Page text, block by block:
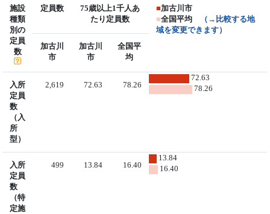
施設
種類
別の
定員
数
定員数
75歳以上1千人あ
たり定員数
■加古川市
■全国平均
（→比較する地
域を変更できます）
加古川
市
加古川
市
全国平
均
入所
定員
数
（入
所
型）
2,619 72.63 78.26
72.63
78.26
入所
定員
数
（特
定施
499 13.84 16.40
13.84
16.40